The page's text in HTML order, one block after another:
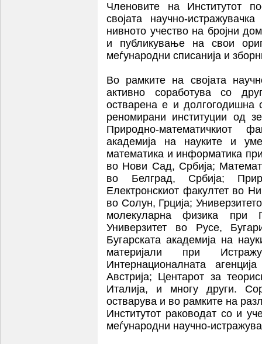
Членовите на Институтот
својата научно-
нивното учество на бројни
и публикување на свои
меѓународни списанија и
Во рамките на својата
активно соработува со
остварена е и долгогодишна
реномирани институции од
Природно-математичкиот
академија на науките и
математика и информатика
во Нови Сад, Србија;
во Белград, Србија;
Електронскиот факултет во
во Солун, Грција;
молекуларна физика при
Универзитет во Русе,
Бугарската академија на
материјали при
Интернационалната
Австрија; Центарот за
Италија, и многу други.
остварува и во рамките на
Институтот раководат со и
меѓународни научно-